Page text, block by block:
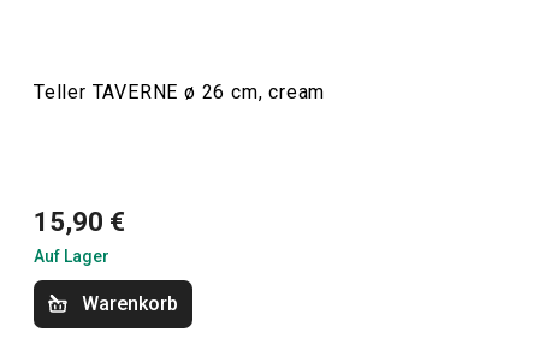
Getränke
Teller TAVERNE ø 26 cm, cream
15,90 €
Auf Lager
Warenkorb